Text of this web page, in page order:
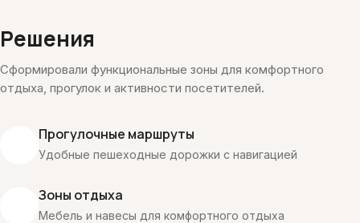
Решения
Сформировали функциональные зоны для комфортного
отдыха, прогулок и активности посетителей.
Прогулочные маршруты
Удобные пешеходные дорожки с навигацией
Зоны отдыха
Мебель и навесы для комфортного отдыха